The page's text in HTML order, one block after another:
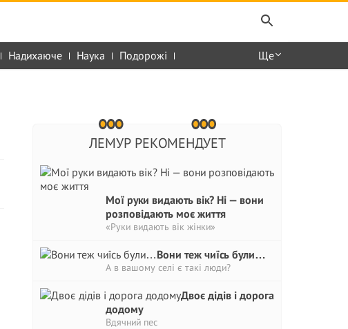
Надихаюче Наука Подорожі Ще
ЛЕМУР РЕКОМЕНДУЕТ
Мої руки видають вік? Ні — вони
розповідають моє життя
«Руки видають вік жінки»
Вони теж чиїсь були…
А в вашому селі є такі люди?
Двоє дідів і дорога
додому
Вдячний пес